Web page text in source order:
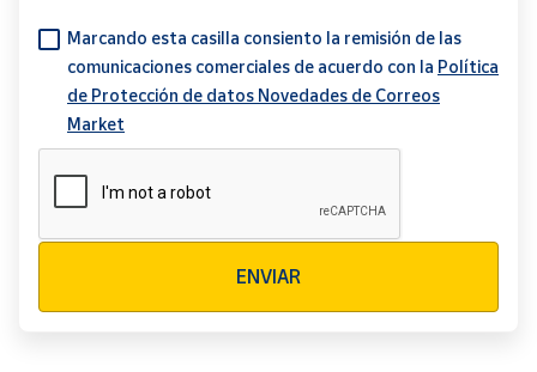
Marcando esta casilla consiento la remisión de las
comunicaciones comerciales de acuerdo con la Política
de Protección de datos Novedades de Correos
Market
ENVIAR